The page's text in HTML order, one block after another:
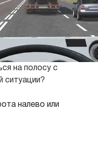
на полосу с
ситуации?
налево или